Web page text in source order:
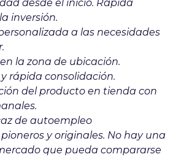
desde el inicio. Rápida
inversión.
a las necesidades
la zona de ubicación.
rápida consolidación.
del producto en tienda con
de autoempleo
y originales. No hay una
que pueda compararse